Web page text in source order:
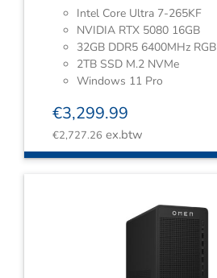
Intel Core Ultra 7-265KF
NVIDIA RTX 5080 16GB
32GB DDR5 6400MHz RGB
2TB SSD M.2 NVMe
Windows 11 Pro
€3,299.99
€2,727.26 ex.btw